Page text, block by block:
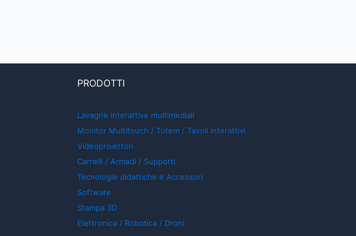
PRODOTTI
Lavagne interattive multimediali
Monitor Multitouch / Totem / Tavoli interattivi
Videoproiettori
Carrelli / Armadi / Supporti
Tecnologie didattiche e Accessori
Software
Stampa 3D
Elettronica / Robotica / Droni